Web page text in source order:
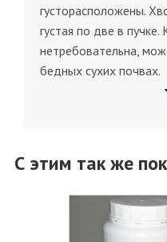
густорасположены.
густая по две в пучке.
нетребовательна,
бедных сухих почвах.
С этим так же